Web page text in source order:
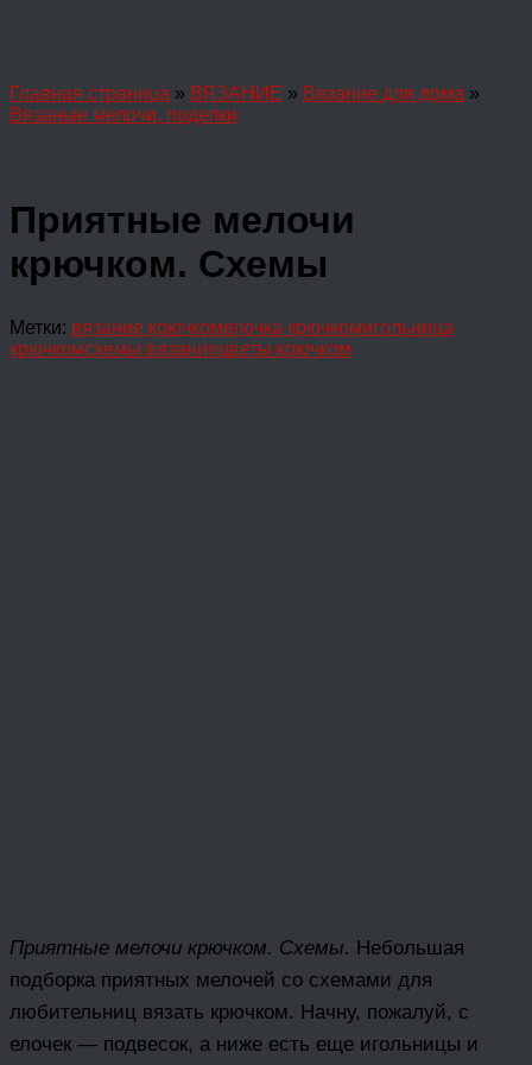
Главная страница » ВЯЗАНИЕ » Вязание для дома »
Вязаные мелочи, поделки
Приятные мелочи
крючком. Схемы
Метки: вязание крючкомелочка крючкомигольница
крючкомсхемы вязанияцветы крючком
Приятные мелочи крючком. Схемы. Небольшая
подборка приятных мелочей со схемами для
любительниц вязать крючком. Начну, пожалуй, с
елочек — подвесок, а ниже есть еще игольницы и